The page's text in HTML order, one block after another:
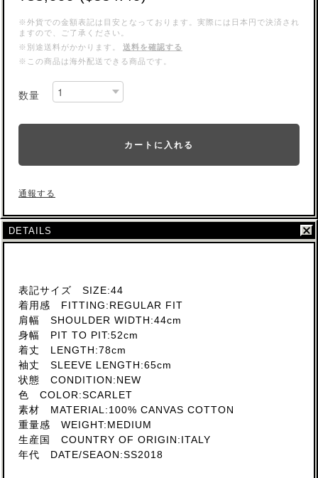
※外貨での金額表記は目安となっております。実際には日本円で決済され
ますので、ご了承ください。
※別途送料がかかります。
送料を確認する
※この商品は海外配送できる商品です。
数量
カートに入れる
通報する
DETAILS
表記サイズ SIZE:44
着用感 FITTING:REGULAR FIT
肩幅 SHOULDER WIDTH:44cm
身幅 PIT TO PIT:52cm
着丈 LENGTH:78cm
袖丈 SLEEVE LENGTH:65cm
状態 CONDITION:NEW
色 COLOR:SCARLET
素材 MATERIAL:100% CANVAS COTTON
重量感 WEIGHT:MEDIUM
生産国 COUNTRY OF ORIGIN:ITALY
年代 DATE/SEAON:SS2018